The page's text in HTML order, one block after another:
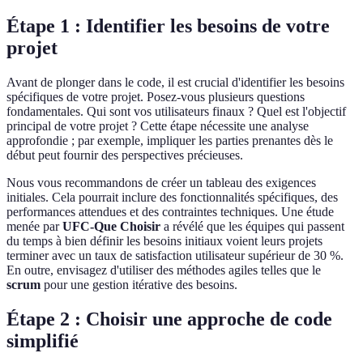
Étape 1 : Identifier les besoins de votre
projet
Avant de plonger dans le code, il est crucial d'identifier les besoins
spécifiques de votre projet. Posez-vous plusieurs questions
fondamentales. Qui sont vos utilisateurs finaux ? Quel est l'objectif
principal de votre projet ? Cette étape nécessite une analyse
approfondie ; par exemple, impliquer les parties prenantes dès le
début peut fournir des perspectives précieuses.
Nous vous recommandons de créer un tableau des exigences
initiales. Cela pourrait inclure des fonctionnalités spécifiques, des
performances attendues et des contraintes techniques. Une étude
menée parUFC-Que Choisir a révélé que les équipes qui passent
du temps à bien définir les besoins initiaux voient leurs projets
terminer avec un taux de satisfaction utilisateur supérieur de 30 %.
En outre, envisagez d'utiliser des méthodes agiles telles que le
scrum pour une gestion itérative des besoins.
Étape 2 : Choisir une approche de code
simplifié